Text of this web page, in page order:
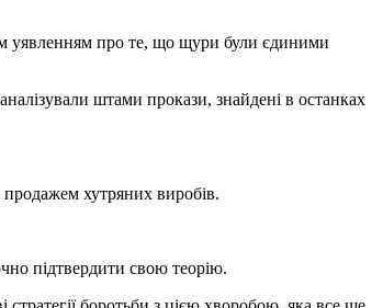
уявленням про те, що щури були єдиними
штами прокази, знайдені в останках
продажем хутряних виробів.
підтвердити свою теорію.